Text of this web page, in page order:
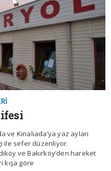
Kınalıada’ya yaz ayları
ile sefer düzenliyor.
ve Bakırköy’den hareket
göre